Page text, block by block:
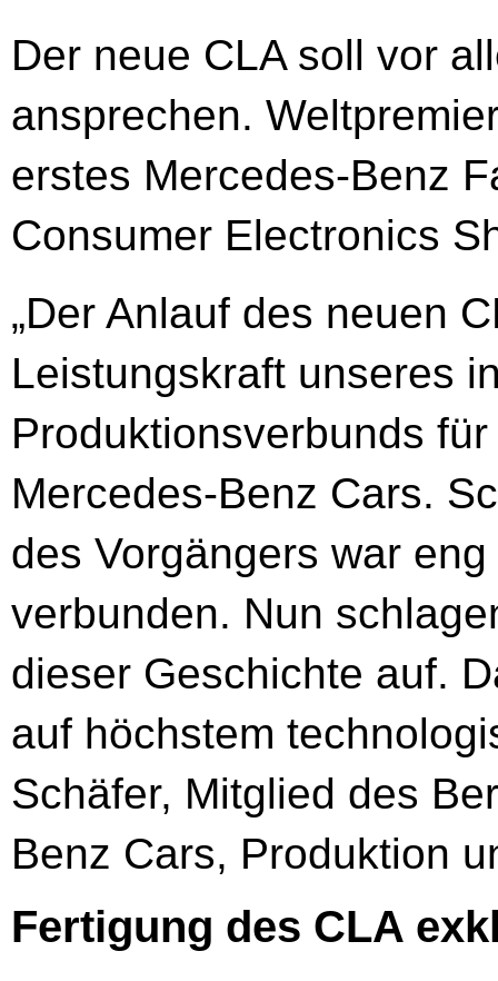
Der neue CLA soll vor
ansprechen.
erstes Mercedes-Benz
Consumer Electronics
„Der Anlauf des neuen
Leistungskraft unseres
Produktionsverbunds
Mercedes-Benz Cars.
des Vorgängers war
verbunden. Nun
dieser Geschichte auf.
auf höchstem
Schäfer, Mitglied des
Benz Cars, Produktion
Fertigung des CLA